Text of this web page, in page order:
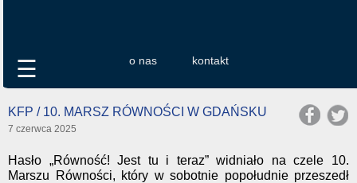
o nas kontakt
☰
KFP / 10. MARSZ RÓWNOŚCI W GDAŃSKU
7 czerwca 2025
Hasło „Równość! Jest tu i teraz” widniało na czele 10.
Marszu Równości, który w sobotnie popołudnie przeszedł